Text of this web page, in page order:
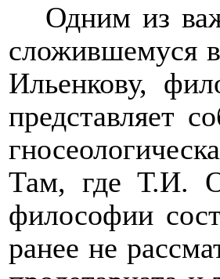
Одним из
сложившемуся
Ильенкову,
представляет
Там, где Т.И.
философии
ранее не